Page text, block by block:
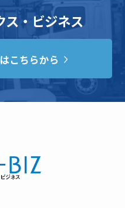
ス・ビジネス
こちらから